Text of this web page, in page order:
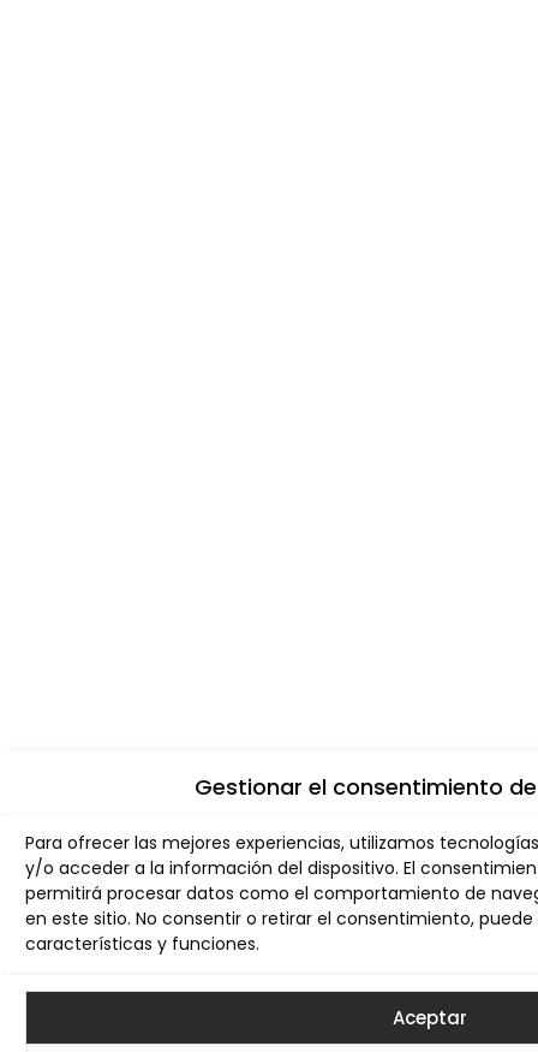
Gestionar el consentimiento
Para ofrecer las mejores experiencias, utilizamos
y/o acceder a la información del dispositivo. El
permitirá procesar datos como el comportamiento de
en este sitio. No consentir o retirar el consentimiento,
características y funciones.
Aceptar